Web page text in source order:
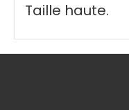
Taille haute.